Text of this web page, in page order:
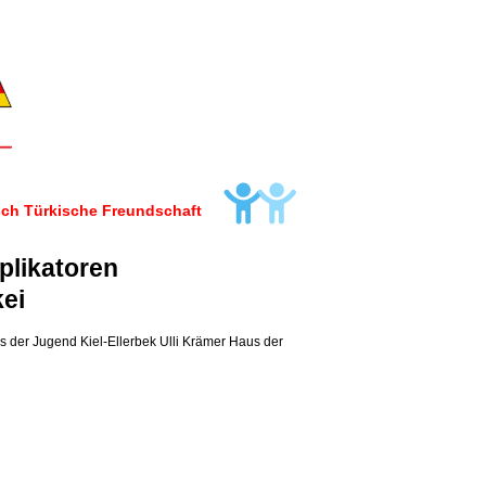
Türkische Freundschaft
der Jugend Kiel-Ellerbek Ulli Krämer Haus der